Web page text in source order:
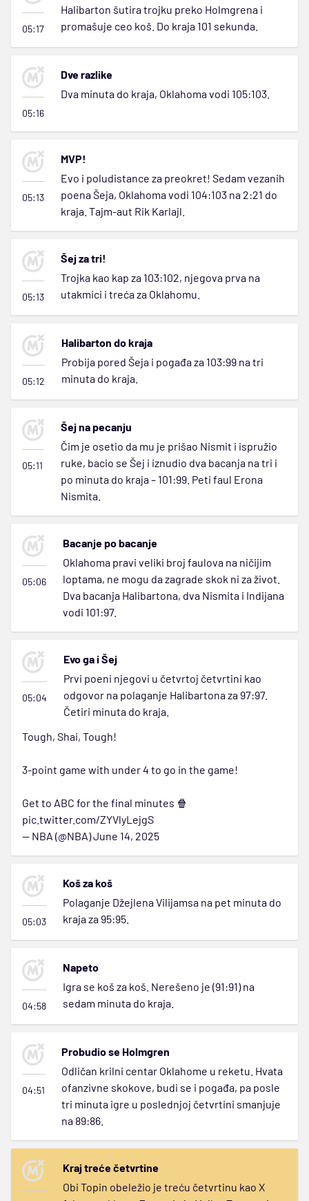
05:17
Halibarton šutira trojku preko Holmgrena i
promašuje ceo koš. Do kraja 101 sekunda.
05:16
Dve razlike
Dva minuta do kraja, Oklahoma vodi 105:103.
05:13
MVP!
Evo i poludistance za preokret! Sedam vezanih
poena Šeja, Oklahoma vodi 104:103 na 2:21 do
kraja. Tajm-aut Rik Karlajl.
05:13
Šej za tri!
Trojka kao kap za 103:102, njegova prva na
utakmici i treća za Oklahomu.
05:12
Halibarton do kraja
Probija pored Šeja i pogađa za 103:99 na tri
minuta do kraja.
05:11
Šej na pecanju
Čim je osetio da mu je prišao Nismit i ispružio
ruke, bacio se Šej i iznudio dva bacanja na tri i
po minuta do kraja – 101:99. Peti faul Erona
Nismita.
05:06
Bacanje po bacanje
Oklahoma pravi veliki broj faulova na ničijim
loptama, ne mogu da zagrade skok ni za život.
Dva bacanja Halibartona, dva Nismita i Indijana
vodi 101:97.
05:04
Evo ga i Šej
Prvi poeni njegovi u četvrtoj četvrtini kao
odgovor na polaganje Halibartona za 97:97.
Četiri minuta do kraja.
Tough, Shai, Tough!
3-point game with under 4 to go in the game!
Get to ABC for the final minutes 🍿
pic.twitter.com/ZYVlyLejgS
— NBA (@NBA)June 14, 2025
05:03
Koš za koš
Polaganje Džejlena Vilijamsa na pet minuta do
kraja za 95:95.
04:58
Napeto
Igra se koš za koš. Nerešeno je (91:91) na
sedam minuta do kraja.
04:51
Probudio se Holmgren
Odličan krilni centar Oklahome u reketu. Hvata
ofanzivne skokove, budi se i pogađa, pa posle
tri minuta igre u poslednjoj četvrtini smanjuje
na 89:86.
Kraj treće četvrtine
Obi Topin obeležio je treću četvrtinu kao X